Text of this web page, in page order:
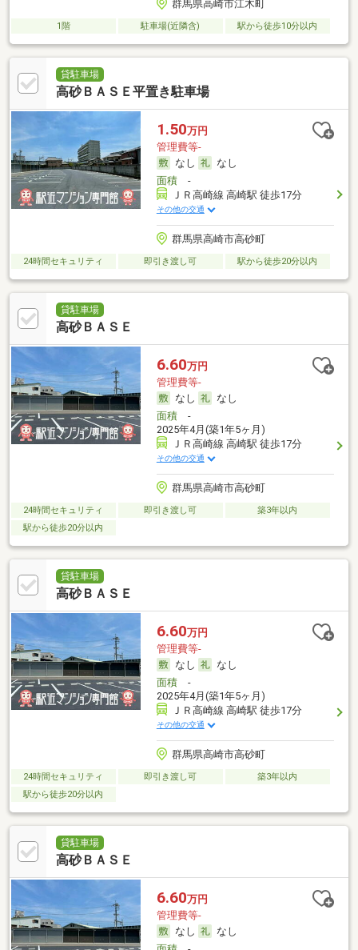
群馬県高崎市江木町
1階 駐車場(近隣含) 駅から徒歩10分以内
貸駐車場
高砂ＢＡＳＥ平置き駐車場
1.50万円
管理費等-
なし
なし
面積-
ＪＲ高崎線 高崎駅 徒歩17分
その他の交通
群馬県高崎市高砂町
24時間セキュリティ 即引き渡し可 駅から徒歩20分以内
貸駐車場
高砂ＢＡＳＥ
6.60万円
管理費等-
なし
なし
面積-
2025年4月(築1年5ヶ月)
ＪＲ高崎線 高崎駅 徒歩17分
その他の交通
群馬県高崎市高砂町
24時間セキュリティ 即引き渡し可
築3年以内
駅から徒歩20分以内
貸駐車場
高砂ＢＡＳＥ
6.60万円
管理費等-
なし
なし
面積-
2025年4月(築1年5ヶ月)
ＪＲ高崎線 高崎駅 徒歩17分
その他の交通
群馬県高崎市高砂町
24時間セキュリティ 即引き渡し可
築3年以内
駅から徒歩20分以内
貸駐車場
高砂ＢＡＳＥ
6.60万円
管理費等-
なし
なし